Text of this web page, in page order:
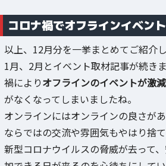
コロナ禍でオフラインイベン
以上、12月分を一挙まとめてご紹介し
1月、2月とイベント取材記事が続き
禍によりオフラインのイベントが激減
がなくなってしまいましたね。
オンラインにはオンラインの良さが
ならではの交流や雰囲気もやはり捨て
新型コロナウイルスの脅威が去って